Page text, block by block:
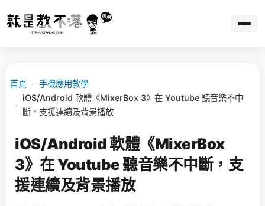
首頁 › 手機應用教學
›
iOS/Android 軟體《MixerBox 3》在 Youtube 聽音樂不中
斷，支援連續及背景播放
iOS/Android 軟體《MixerBox
3》在 Youtube 聽音樂不中斷，支
援連續及背景播放